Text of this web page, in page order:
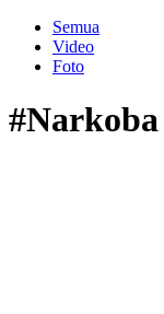
Semua
Video
Foto
#Narkoba